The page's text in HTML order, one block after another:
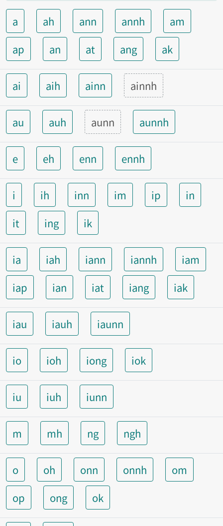
a ah ann annh
am
ap
an at ang ak
ai aih ainn ainnh
au auh aunn aunnh
e eh enn ennh
i ih inn im ip
in
it
ing ik
ia iah iann iannh
iam
iap
ian iat iang iak
iau iauh iaunn
io ioh iong iok
iu iuh iunn
m mh ng ngh
o oh onn onnh
om
op
ong ok